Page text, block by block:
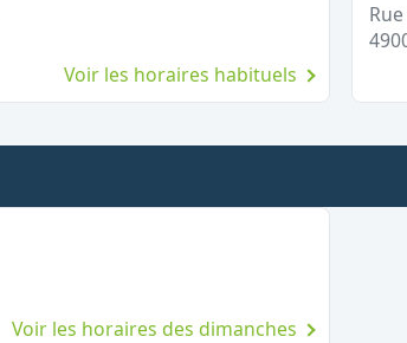
Voir les horaires habituels
Voir les horaires des dimanches